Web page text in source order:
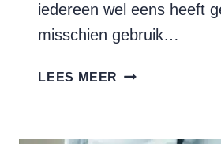
iedereen wel eens heeft
misschien gebruik…
LEES MEER ‘IK